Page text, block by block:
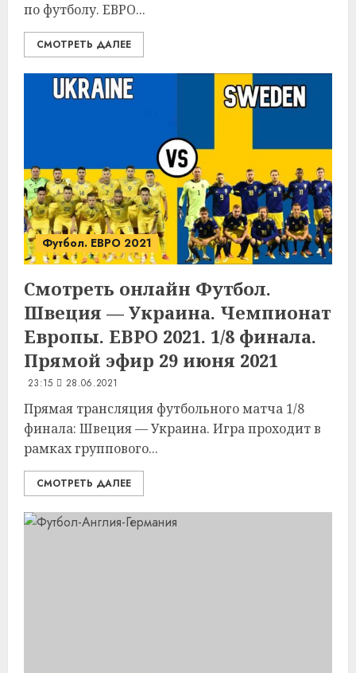
по футболу. ЕВРО...
СМОТРЕТЬ ДАЛЕЕ
Футбол. ЕВРО 2021
Смотреть онлайн Футбол.
Швеция — Украина. Чемпионат
Европы. ЕВРО 2021. 1/8 финала.
Прямой эфир 29 июня 2021
23:15 28.06.2021
Прямая трансляция футбольного матча 1/8
финала: Швеция — Украина. Игра проходит в
рамках группового...
СМОТРЕТЬ ДАЛЕЕ